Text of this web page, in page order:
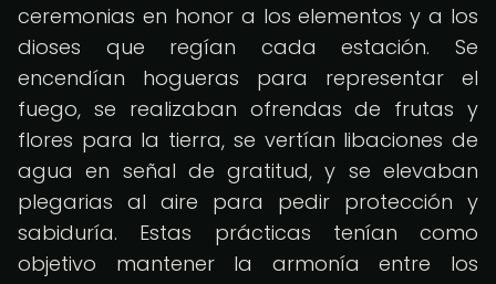
ceremonias en honor a los elementos y a los
dioses que regían cada estación. Se
encendían hogueras para representar el
fuego, se realizaban ofrendas de frutas y
flores para la tierra, se vertían libaciones de
agua en señal de gratitud, y se elevaban
plegarias al aire para pedir protección y
sabiduría. Estas prácticas tenían como
objetivo mantener la armonía entre los